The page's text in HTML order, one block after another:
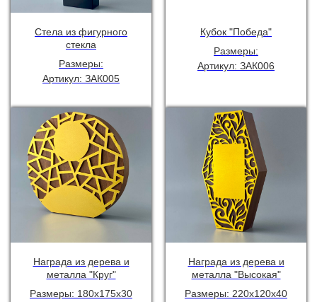
Стела из фигурного
стекла
Размеры:
Артикул: ЗАК005
Кубок "Победа"
Размеры:
Артикул: ЗАК006
Награда из дерева и
металла "Круг"
Размеры: 180х175х30
Награда из дерева и
металла "Высокая"
Размеры: 220х120х40